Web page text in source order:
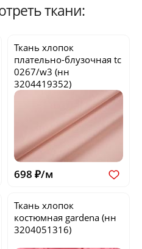
ткани:
Ткань хлопок
плательно-блузочнаяtc
0267/w3 (нн
3204419352)
698 ₽/м
Ткань хлопок
костюмная gardena (нн
3204051316)